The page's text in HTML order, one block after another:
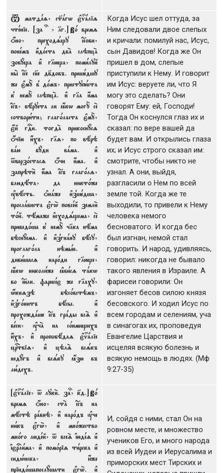
T матfez, с™aгw є3ђaліz
чтeніе. [за ? , lг.] В0 времz
џно, преходsщу ї©ови,
понeмъ и3д0ста двA слэпцA
зовyща и3 гlюща, поми1луй
ны2 ї©е сн7е дв7довъ. пришeдшу
же є3мY в8 д0мъ, приступи1ста
к8 немY слэпцA. и3 гlа и4ма
ї©ъ, вёруета ли ћкw могY сE
сотвори1ти; глаг0ласта є3мY,
є4й гDи. тогдA прикоснyсz
џчію и4хъ, гlz, по вёрэ
вaю бyди вaма. и3
tверз0стасz џчи и4ма. и3
запрэти2 и4ма ї©ъ глаг0лz,
блюдёта, да никт0же
ўвёсть. nнaже и3з8шeдша,
прослaвиста є3гw2 повсeй земли2
т0й. тёмаже и3сходsщема, сE
привед0ша к8 немY чlка нёма
бэснyема. и3 и3з8гнaну бёсу,
проглаг0ла нэмhи. и3
диви1шасz нар0ди гlюще,
ћкw николи1же kви1сz тaкw
во ї}ли. фарисeє же гlаху,
w4кнzзэ бэс0встэмъ,
и3з8г0нитъ бёсы. и3
прохождaше ї©ъ грaды всS и3
вeси, ўчA на с0нмищихъ
и4хъ, и3 проповёдаz є3ђaліе
цrтвіz, и3 цэлS всsкъ
недyгъ и3 всsку ћзю въ
лю1дехъ.
Когда Исус шел оттуда, за
Ним следовали двое слепых
и кричали: помилуй нас, Исус,
сын Давидов! Когда же Он
пришел в дом, слепые
приступили к Нему. И говорит
им Исус: веруете ли, что Я
могу это сделать? Они
говорят Ему: ей, Господи!
Тогда Он коснулся глаз их и
сказал: по вере вашей да
будет вам. И открылись глаза
их; и Исус строго сказал им:
смотрите, чтобы никто не
узнал. А они, выйдя,
разгласили о Нем по всей
земле той. Когда же те
выходили, то привели к Нему
человека немого
бесноватого. И когда бес
был изгнан, немой стал
говорить. И народ, удивляясь,
говорил: никогда не бывало
такого явления в Израиле. А
фарисеи говорили: Он
изгоняет бесов силою князя
бесовского. И ходил Исус по
всем городам и селениям, уча
в синагогах их, проповедуя
Евангелие Царствия и
исцеляя всякую болезнь и
всякую немощь в людях. (Мф
9:27-35)
[є3ђaліе, t луки2. за?, к7д.] В0
времz џно, стA ї©ъ на
мёстэ рaвнэ, и3 нар0дъ ўче
ни1къ є3гw2, и3 мн0жество
мн0го людeй, t всеS їюдez и3
їєrли1ма, и3 пом0ріz ти1рска и3
сидHнска, и4же
пріид0шапослyшати є3гw2. и3
И, сойдя с ними, стал Он на
ровном месте, и множество
учеников Его, и много народа
из всей Иудеи и Иерусалима и
приморских мест Тирских и